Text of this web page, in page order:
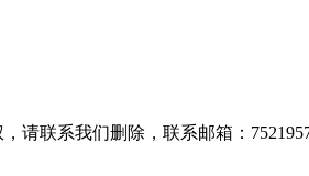
请联系我们删除，联系邮箱：